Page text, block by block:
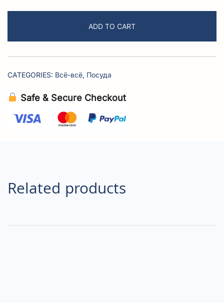
ADD TO CART
CATEGORIES: Всё-всё, Посуда
Safe & Secure Checkout
Related products